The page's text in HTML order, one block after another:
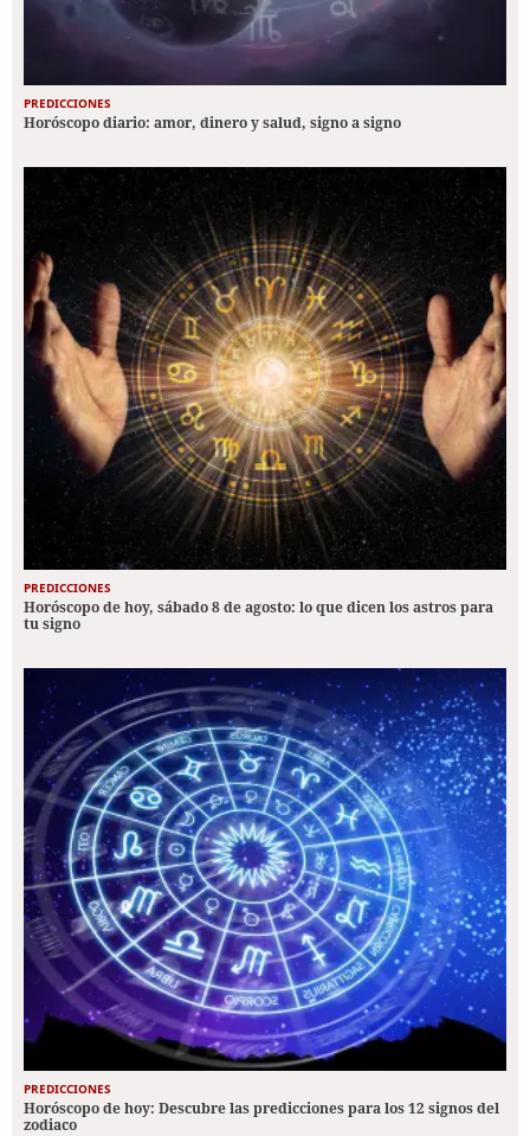
PREDICCIONES
Horóscopo diario: amor, dinero y salud, signo a signo
PREDICCIONES
Horóscopo de hoy, sábado 8 de agosto: lo que dicen los astros para
tu signo
PREDICCIONES
Horóscopo de hoy: Descubre las predicciones para los 12 signos del
zodiaco